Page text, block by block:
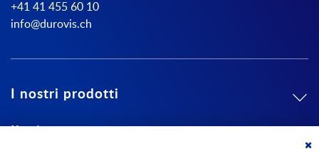
+41 41 455 60 10
info@durovis.ch
I nostri prodotti